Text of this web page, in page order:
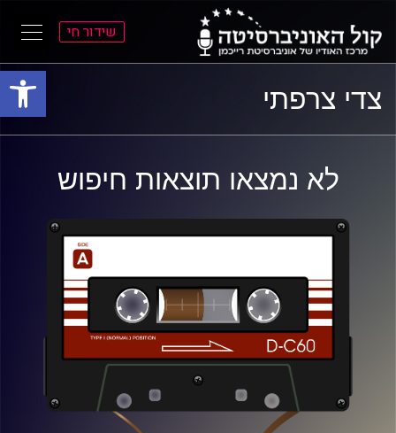
פתח
התפריט
הראשי
התוכן
הראשי
שידור חי
צדי צרפתי
לא נמצאו תוצאות חיפוש